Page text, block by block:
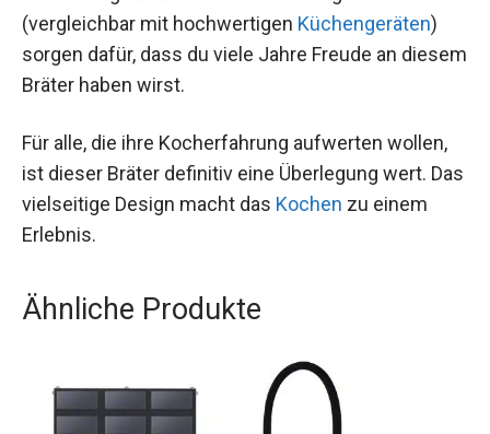
(vergleichbar mit hochwertigen Küchengeräten)
sorgen dafür, dass du viele Jahre Freude an diesem
Bräter haben wirst.
Für alle, die ihre Kocherfahrung aufwerten wollen,
ist dieser Bräter definitiv eine Überlegung wert. Das
vielseitige Design macht das Kochen zu einem
Erlebnis.
Ähnliche Produkte